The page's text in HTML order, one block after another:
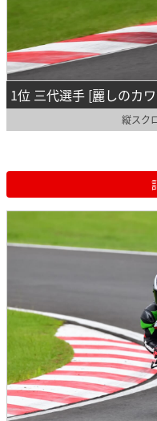
1位 三代選手 [麗しのカ
縦スク